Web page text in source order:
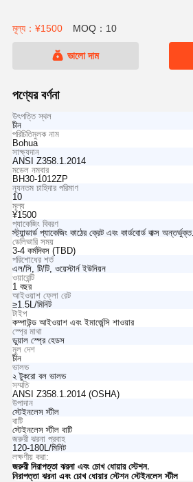
মূল্য：¥1500 MOQ：10
ভালো দাম
পণ্যের বর্ণনা
উৎপত্তি স্থল
চীন
পরিচিতিমুলক নাম
Bohua
সাক্ষ্যদান
ANSI Z358.1.2014
মডেল নম্বার
BH30-1012ZP
ন্যূনতম চাহিদার পরিমাণ
10
মূল্য
¥1500
প্যাকেজিং বিবরণ
স্ট্যান্ডার্ড প্যাকেজিং কাঠের ক্রেট এবং কার্ডবোর্ড বাক্স অন্তর্ভুক্ত.
ডেলিভারি সময়
3-4 কর্মদিবস (TBD)
পরিশোধের শর্ত
এল/সি, টি/টি, ওয়েস্টার্ন ইউনিয়ন
ওয়ারেন্টি
1 বছর
আইওয়াশ ফ্লো রেট
≥1.5L/মিনিট
টাইপ
কম্পাউন্ড আইওয়াশ এবং ইমার্জেন্সি শাওয়ার
স্প্রে মাথা
ডুয়াল স্প্রে হেডস
মূল দেশ
চীন
ভালভ
২ টুকরো বল ভালভ
সম্মতি
ANSI Z358.1.2014 (OSHA)
উপাদান
স্টেইনলেস স্টীল
বাটি
স্টেইনলেস স্টীল বাটি
জরুরী ঝরনা প্রবাহ
120-180L/মিনিট
লক্ষণীয় করা:
জরুরী নিরাপত্তা ঝরনা এবং চোখ ধোয়ার স্টেশন,
নিরাপত্তা ঝরনা এবং চোখ ধোয়ার স্টেশন স্টেইনলেস স্টীল